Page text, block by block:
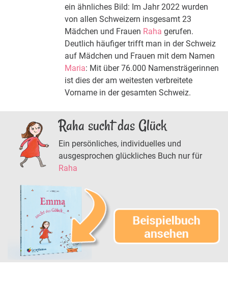
ein ähnliches Bild: Im Jahr 2022 wurden
von allen Schweizern insgesamt 23
Mädchen und Frauen Raha gerufen.
Deutlich häufiger trifft man in der Schweiz
auf Mädchen und Frauen mit dem Namen
Maria: Mit über 76.000 Namensträgerinnen
ist dies der am weitesten verbreitete
Vorname in der gesamten Schweiz.
Raha sucht das Glück
Ein persönliches, individuelles und
ausgesprochen glückliches Buch nur für
Raha